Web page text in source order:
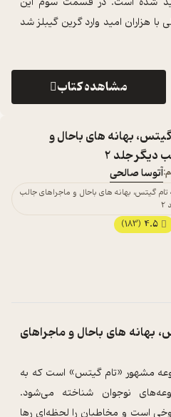
هزاران امید وارد گرین گیبلز شد
مشاهده کتاب
بهانه های باحال و
دیگر جلد 2
آتوسا صالحی
گیتس، بهانه های باحال و ماجراهای جالب
2
4.5
(183)
بهانه های باحال و ماجراهای
مشهور «تام گیتس‌» است که به
نوجوان شناخته می‌شود.
است و مخاطبان را لحظه‌ای رها